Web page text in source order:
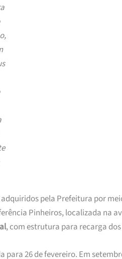
pela Prefeitura por
Pinheiros, localizada na
, com estrutura para recarga
26 de fevereiro. Em